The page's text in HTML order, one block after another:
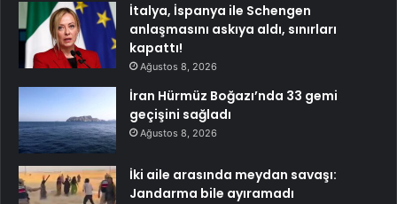
İtalya, İspanya ile Schengen
anlaşmasını askıya aldı, sınırları
kapattı!
Ağustos 8, 2026
İran Hürmüz Boğazı’nda 33 gemi
geçişini sağladı
Ağustos 8, 2026
İki aile arasında meydan savaşı:
Jandarma bile ayıramadı